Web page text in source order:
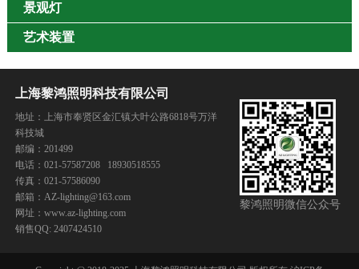
景观灯
艺术装置
上海黎鸿照明科技有限公司
地址：上海市奉贤区金汇镇大叶公路6818号万洋
科技城
邮编：201499
电话：021-57587208 18930518555
传真：021-57586090
邮箱：AZ-lighting@163.com
网址：www.az-lighting.com
销售QQ: 2407424510
黎鸿照明微信公众号